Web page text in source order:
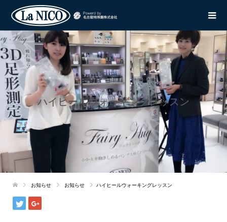
ハイヒールウォーキングレッスン
お知らせ お知らせ ハイヒールウォーキングレッスン